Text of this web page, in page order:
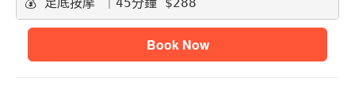
Book Now